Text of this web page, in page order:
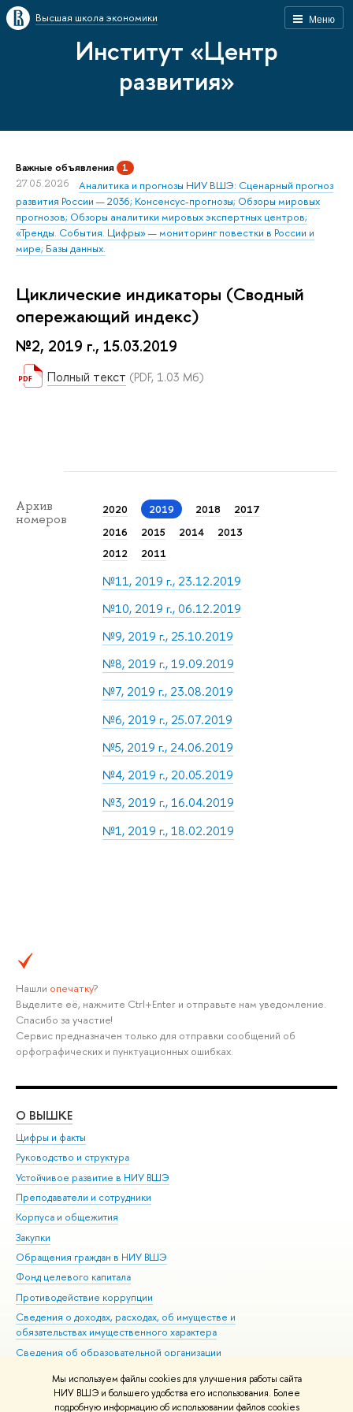
Мы используем файлы cookies для улучшения работы сайта
НИУ ВШЭ и большего удобства его использования. Более
подробную информацию об использовании файлов cookies
Меню
Высшая школа экономики
Институт «Центр
развития»
Важные объявления 1
27.05.2026
Аналитика и прогнозы НИУ ВШЭ: Сценарный прогноз
развития России — 2036; Консенсус-прогнозы; Обзоры мировых
прогнозов; Обзоры аналитики мировых экспертных центров;
«Тренды. События. Цифры» — мониторинг повестки в России и
мире; Базы данных.
Циклические индикаторы (Сводный
опережающий индекс)
№2, 2019 г., 15.03.2019
Полный текст (PDF, 1.03 Мб)
Архив
номеров
2020 2019 2018
2017
2016
2015 2014
2013
2012
2011
№11, 2019 г., 23.12.2019
№10, 2019 г., 06.12.2019
№9, 2019 г., 25.10.2019
№8, 2019 г., 19.09.2019
№7, 2019 г., 23.08.2019
№6, 2019 г., 25.07.2019
№5, 2019 г., 24.06.2019
№4, 2019 г., 20.05.2019
№3, 2019 г., 16.04.2019
№1, 2019 г., 18.02.2019
Нашли опечатку?
Выделите её, нажмите Ctrl+Enter и отправьте нам уведомление.
Спасибо за участие!
Сервис предназначен только для отправки сообщений об
орфографических и пунктуационных ошибках.
О ВЫШКЕ
Цифры и факты
Руководство и структура
Устойчивое развитие в НИУ ВШЭ
Преподаватели и сотрудники
Корпуса и общежития
Закупки
Обращения граждан в НИУ ВШЭ
Фонд целевого капитала
Противодействие коррупции
Сведения о доходах, расходах, об имуществе и
обязательствах имущественного характера
Сведения об образовательной организации
Людям с ограниченными возможностями здоровья
Единая платежная страница